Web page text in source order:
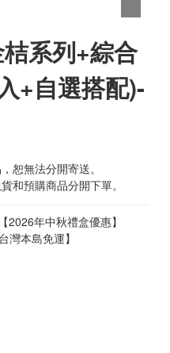
系列+綜合
+自選搭配)-
恕無法分開寄送。
和預購商品分開下單。
2026年中秋禮盒優惠】
灣本島免運】